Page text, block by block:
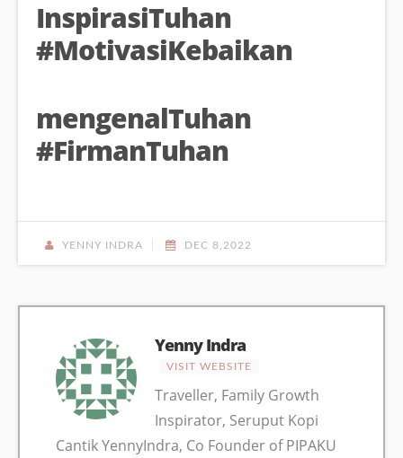
InspirasiTuhan
#MotivasiKebaikan
mengenalTuhan
#FirmanTuhan
YENNY INDRA DEC 8,2022
Yenny Indra
VISIT WEBSITE
Traveller, Family Growth
Inspirator, Seruput Kopi
Cantik YennyIndra, Co Founder of PIPAKU